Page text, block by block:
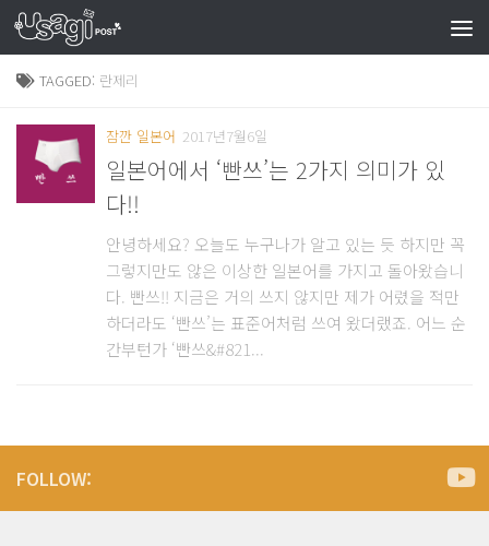
TAGGED: 란제리
잠깐 일본어 2017년7월6일
일본어에서 ‘빤쓰’는 2가지 의미가 있
다!!
안녕하세요? 오늘도 누구나가 알고 있는 듯 하지만 꼭
그렇지만도 않은 이상한 일본어를 가지고 돌아왔습니
다. 빤쓰!! 지금은 거의 쓰지 않지만 제가 어렸을 적만
하더라도 ‘빤쓰’는 표준어처럼 쓰여 왔더랬죠. 어느 순
간부턴가 ‘빤쓰&#821...
FOLLOW: